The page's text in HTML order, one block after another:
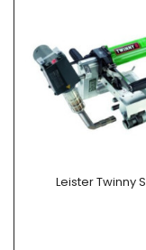
Leister Twinny S